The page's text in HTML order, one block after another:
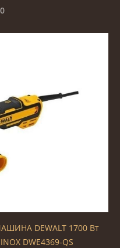
DEWALT 1700 Вт
DWE4369-QS